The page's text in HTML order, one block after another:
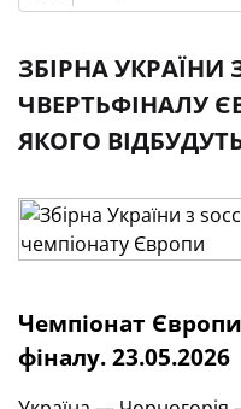
ЗБІРНА УКРАЇНИ
ЧВЕРТЬФІНАЛУ
ЯКОГО
Чемпіонат Європи
фіналу. 23.05.2026